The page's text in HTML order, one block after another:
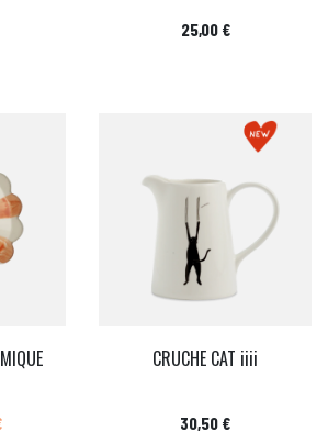
Prix
25,00 €
CRUCHE CAT iiii
Prix
30,50 €